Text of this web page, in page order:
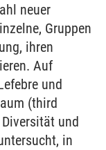
neuer
Gruppen
ihren
Auf
und
(third
und
in